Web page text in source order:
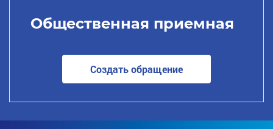
Общественная приемная
Создать обращение